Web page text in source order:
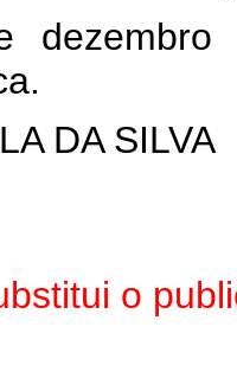
dezembro
DA SILVA
o